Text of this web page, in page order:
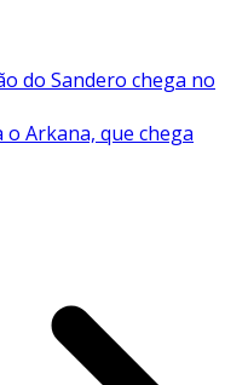
do Sandero chega no
o Arkana, que chega